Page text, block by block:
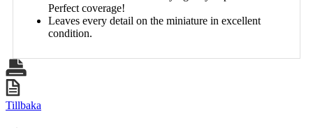
Perfect coverage!
Leaves every detail on the miniature in excellent
condition.
Tillbaka